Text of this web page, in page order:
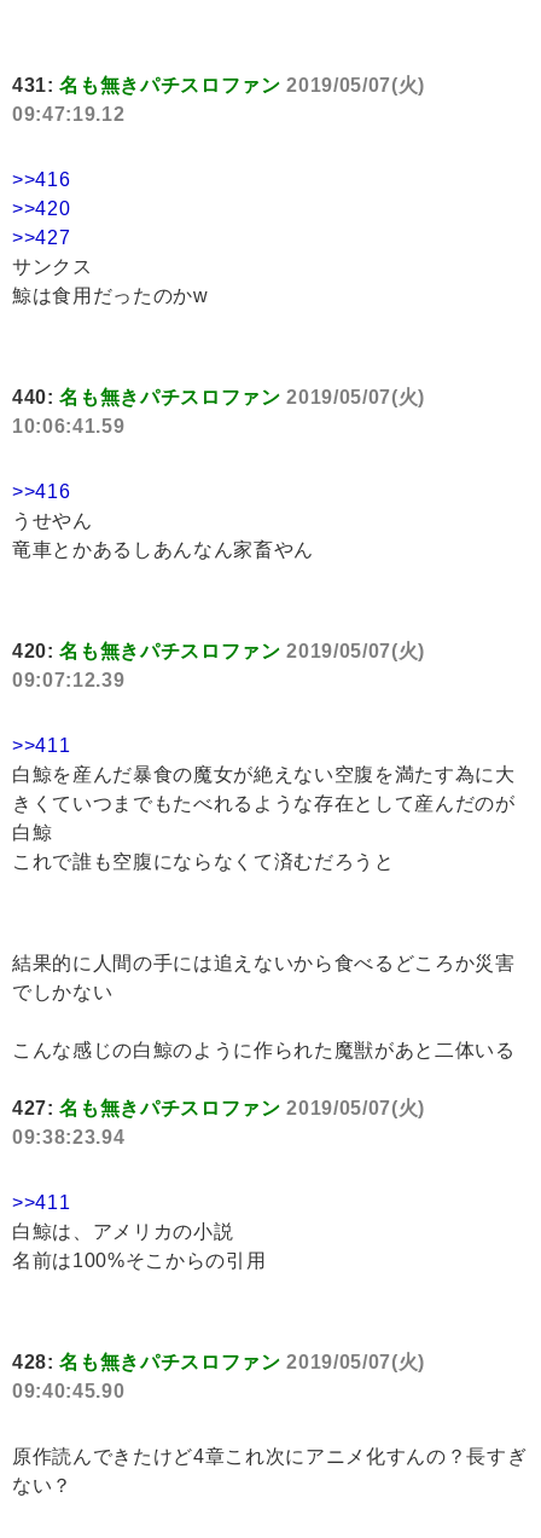
431:名も無きパチスロファン 2019/05/07(火)
09:47:19.12
>>416
>>420
>>427
サンクス
鯨は食用だったのかw
440:名も無きパチスロファン 2019/05/07(火)
10:06:41.59
>>416
うせやん
竜車とかあるしあんなん家畜やん
420:名も無きパチスロファン 2019/05/07(火)
09:07:12.39
>>411
白鯨を産んだ暴食の魔女が絶えない空腹を満たす為に大
きくていつまでもたべれるような存在として産んだのが
白鯨
これで誰も空腹にならなくて済むだろうと
結果的に人間の手には追えないから食べるどころか災害
でしかない
こんな感じの白鯨のように作られた魔獣があと二体いる
427:名も無きパチスロファン 2019/05/07(火)
09:38:23.94
>>411
白鯨は、アメリカの小説
名前は100%そこからの引用
428:名も無きパチスロファン 2019/05/07(火)
09:40:45.90
原作読んできたけど4章これ次にアニメ化すんの？長すぎ
ない？